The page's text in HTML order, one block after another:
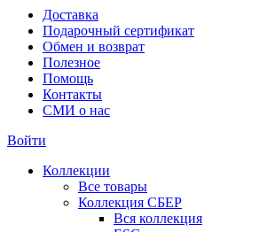
Доставка
Подарочный сертификат
Обмен и возврат
Полезное
Помощь
Контакты
СМИ о нас
Войти
Коллекции
Все товары
Коллекция СБЕР
Вся коллекция